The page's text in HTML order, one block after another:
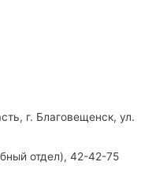
г. Благовещенск, ул.
отдел), 42-42-75